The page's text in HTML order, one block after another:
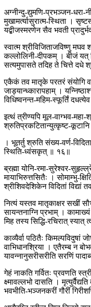
अग्नीन्दु-द्युमणि-प्रभञ्जन-धरा-
मुखामर्त्यासुरात्म-स्थिता ।
यद्बीजस्मरणेन सैव भवती
स्वात्म श्रीविजिताजविष्णु मघव
कल्लोलिनी-दीपकम् । बीजं यत्
सत्यमुपासते तदिह ते चित्ते दधे
एकैकं तव मातृके परतरं संयोगि
जाड्यान्ध्कारापहाम् ।
विधिष्वनन्त-महिम-स्फूर्तिं
इत्थं त्रीण्यपि मूल-वाग्भव-महा-
श्रुतिप्रकटितान्युत्कृष्ट-
। भूतर्तु श्रुति संख्य-वर्ण-
स्थिति-ध्वंसकृत् ॥ १६॥
ब्रह्मा योनि-रमा-सुरेश्वर-
मायाभिरुत्तसितैः । सोमाम्भु-
श्रीशिवदेशिकेन विदितां विद्यां
नित्यं यस्तव मातृकाक्षर सखीं
सायन्तनाग्नि प्रभाम् । कामाख्यं
मिह तस्य सिद्धि-रचिरात्
काव्यैर्वा पठितैः किमल्पविदुषां
वाभिधानश्रिया । एतैरम्ब न
यावन्नानुसरीसरीति सरणिं
गेहं नाकति गर्वितः प्रवणति
क्ष्मावल्लभो दासति ।
भवभीति-भञ्जनकरीं गौरीं